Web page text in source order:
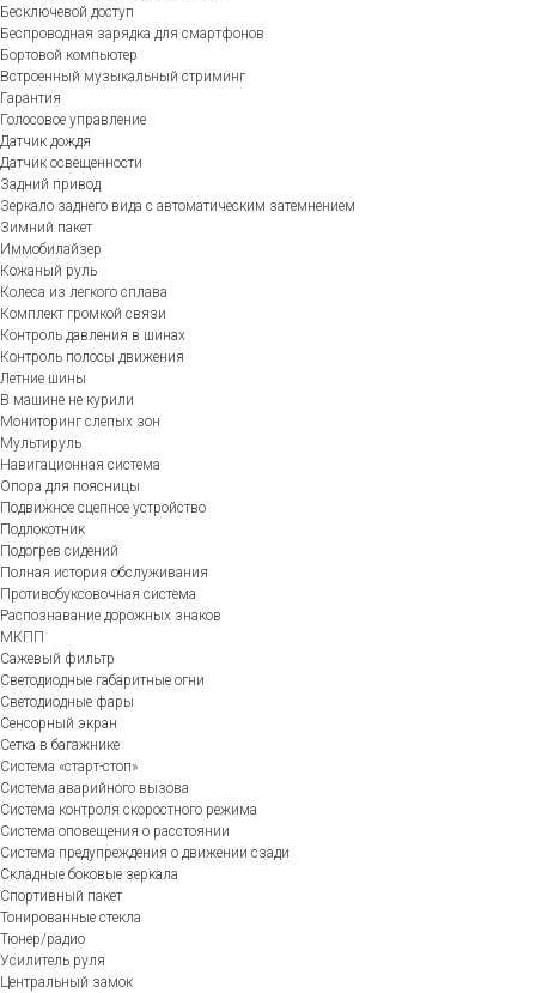
Бесключевой доступ
Беспроводная зарядка для смартфонов
Бортовой компьютер
Встроенный музыкальный стриминг
Гарантия
Голосовое управление
Датчик дождя
Датчик освещенности
Задний привод
Зеркало заднего вида с автоматическим затемнением
Зимний пакет
Иммобилайзер
Кожаный руль
Колеса из легкого сплава
Комплект громкой связи
Контроль давления в шинах
Контроль полосы движения
Летние шины
В машине не курили
Мониторинг слепых зон
Мультируль
Навигационная система
Опора для поясницы
Подвижное сцепное устройство
Подлокотник
Подогрев сидений
Полная история обслуживания
Противобуксовочная система
Распознавание дорожных знаков
МКПП
Сажевый фильтр
Светодиодные габаритные огни
Светодиодные фары
Сенсорный экран
Сетка в багажнике
Система «старт-стоп»
Система аварийного вызова
Система контроля скоростного режима
Система оповещения о расстоянии
Система предупреждения о движении сзади
Складные боковые зеркала
Спортивный пакет
Тонированные стекла
Тюнер/радио
Усилитель руля
Центральный замок